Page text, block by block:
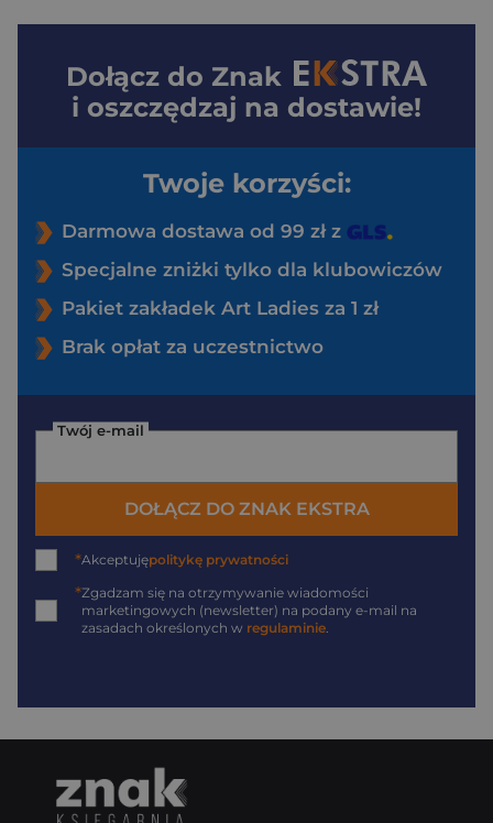
Dołącz do Znak
i oszczędzaj na dostawie!
Twoje korzyści:
Darmowa dostawa od 99 zł z
Specjalne zniżki tylko dla klubowiczów
Pakiet zakładek Art Ladies za 1 zł
Brak opłat za uczestnictwo
Twój e-mail
DOŁĄCZ DO ZNAK EKSTRA
*Akceptujępolitykę prywatności
*Zgadzam się na otrzymywanie wiadomości
marketingowych (newsletter) na podany e-mail na
zasadach określonych w regulaminie.